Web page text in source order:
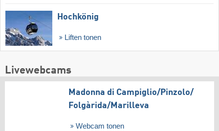
Hochkönig
Liften tonen
Livewebcams
Madonna di Campiglio/​Pinzolo/​
Folgàrida/​Marilleva
Webcam tonen